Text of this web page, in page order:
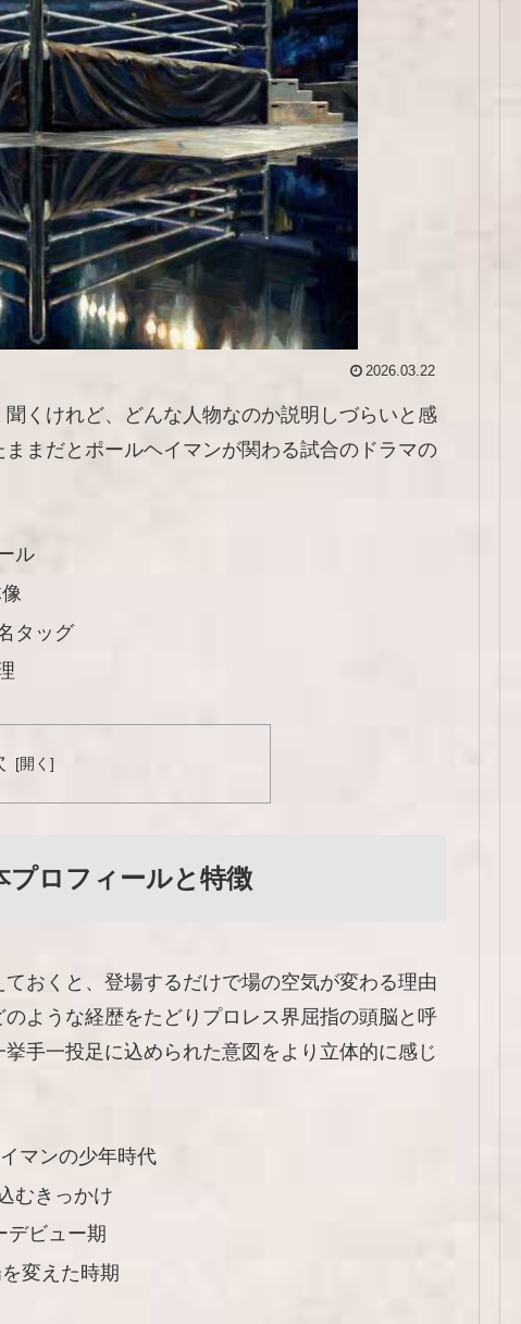
2026.03.22
くけれど、どんな人物なのか説明しづらいと感
まだとポールヘイマンが関わる試合のドラマの
ル
タッグ
プロフィールと特徴
おくと、登場するだけで場の空気が変わる理由
ような経歴をたどりプロレス界屈指の頭脳と呼
手一投足に込められた意図をより立体的に感じ
マンの少年時代
むきっかけ
デビュー期
変えた時期